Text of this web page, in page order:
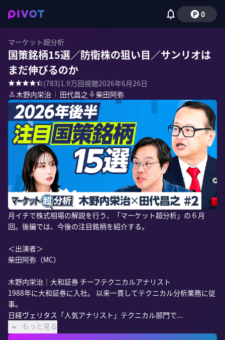
0
マーケット超分析
国策銘柄15選／防衛株の狙い目／サンリオは
まだ伸びるのか
(783)1.9万回視聴2026年6月26日
木野内栄治 ｜ 田代昌之 柴田阿弥
月イチで株式相場の解説を行う、「マーケット超分析」の６月
回。後編では、今後の注目銘柄を紹介する。
＜出演者＞
柴田阿弥（MC）
木野内栄治｜大和証券 チーフテクニカルアナリスト
1988年に大和証券に入社。 以来一貫してテクニカル分析業務に従
事。
日経ヴェリタス「人気アナリスト」テクニカル部門で...
もっと見る